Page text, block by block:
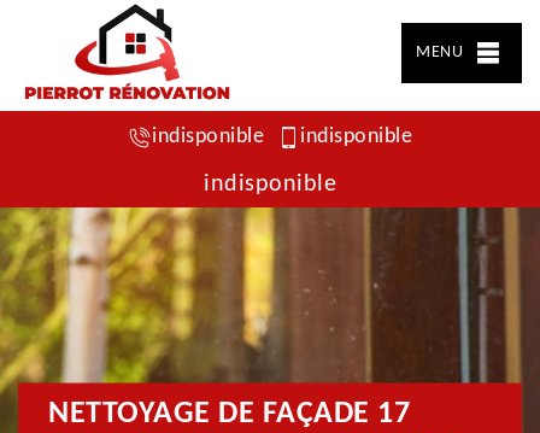
MENU
indisponible indisponible
indisponible
NETTOYAGE DE FAÇADE 17